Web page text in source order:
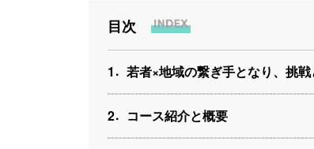
目次
1 若者×地域の繋ぎ手となり、挑
2 コース紹介と概要